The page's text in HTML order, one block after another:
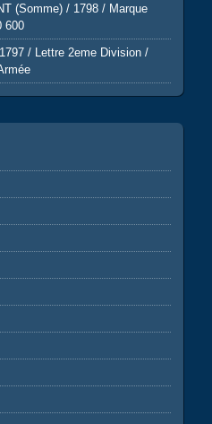
(Somme) / 1798 / Marque
600
/ Lettre 2eme Division /